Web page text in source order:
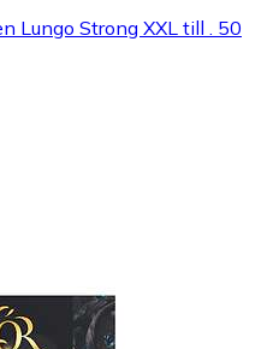
Lungo Strong XXL till . 50